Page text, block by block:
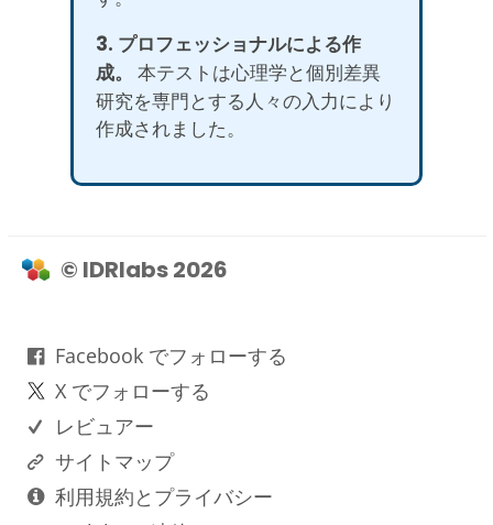
3. プロフェッショナルによる作
成。
本テストは心理学と個別差異
研究を専門とする人々の入力により
作成されました。
© IDRlabs 2026
Facebook でフォローする
X でフォローする
レビュアー
サイトマップ
利用規約とプライバシー